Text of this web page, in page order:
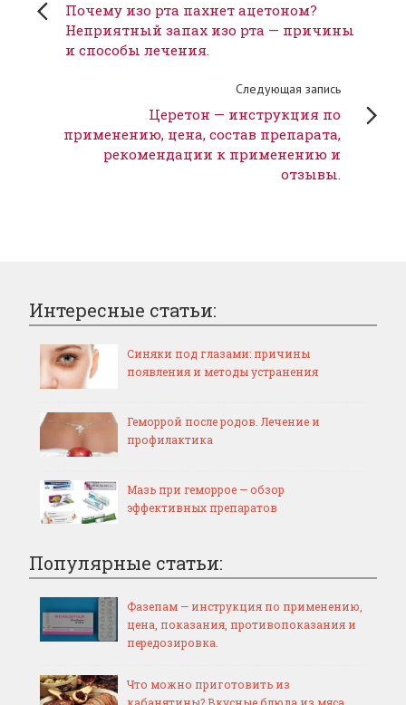
Почему изо рта пахнет ацетоном?
Неприятный запах изо рта — причины
и способы лечения.
Следующая запись
Церетон — инструкция по
применению, цена, состав препарата,
рекомендации к применению и
отзывы.
Интересные статьи:
Синяки под глазами: причины
появления и методы устранения
Геморрой после родов. Лечение и
профилактика
Мазь при геморрое — обзор
эффективных препаратов
Популярные статьи:
Фазепам — инструкция по применению,
цена, показания, противопоказания и
передозировка.
Что можно приготовить из